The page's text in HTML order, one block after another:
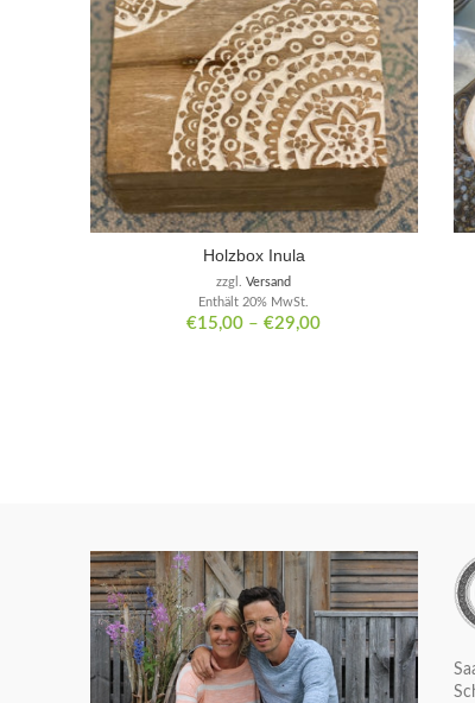
Holzbox Inula
€15,00 –€29,00
Enthält 20% MwSt.
zzgl.Versand